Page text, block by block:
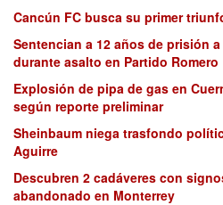
Cancún FC busca su primer
Sentencian a 12 años de prisión
durante asalto en Partido Romero
Explosión de pipa de gas en
según reporte preliminar
Sheinbaum niega trasfondo
Aguirre
Descubren 2 cadáveres con
abandonado en Monterrey